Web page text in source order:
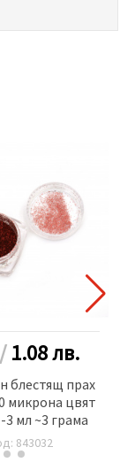
1.08лв.
блестящ прах
микрона цвят
3 мл ~3 грама
843032